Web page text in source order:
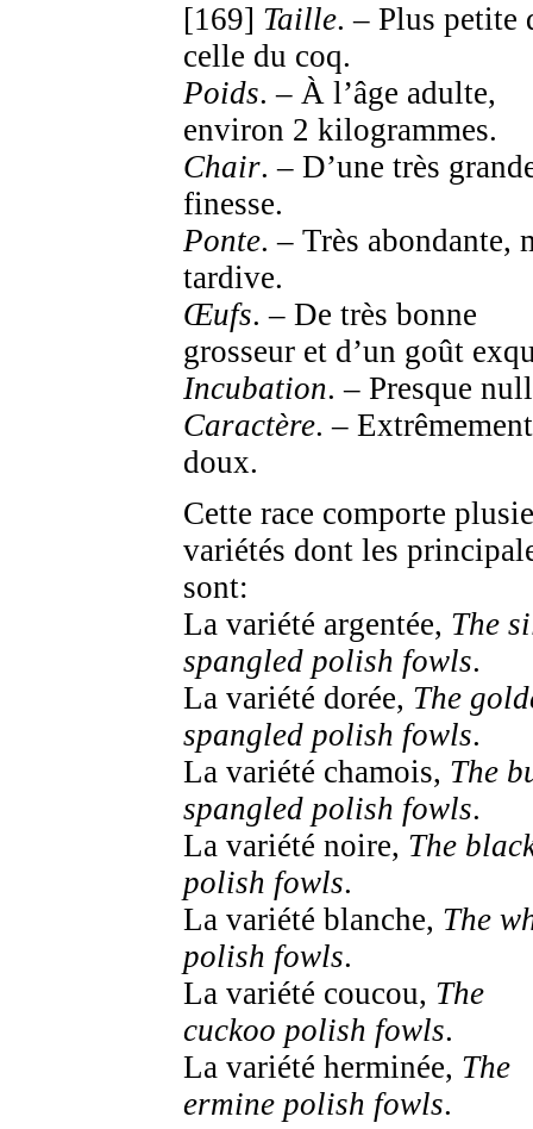
[169] Taille. – Plus petite
celle du coq.
Poids. – À l’âge adulte,
environ 2 kilogrammes.
Chair. – D’une très
finesse.
Ponte. – Très abondante,
tardive.
Œufs. – De très bonne
grosseur et d’un goût
Incubation. – Presque
Caractère. – Extrêmement
doux.
Cette race comporte
variétés dont les
sont:
La variété argentée, The
spangled polish fowls.
La variété dorée, The
spangled polish fowls.
La variété chamois, The
spangled polish fowls.
La variété noire, The
polish fowls.
La variété blanche, The
polish fowls.
La variété coucou, The
cuckoo polish fowls.
La variété herminée, The
ermine polish fowls.